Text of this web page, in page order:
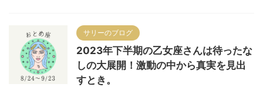
サリーのブログ
2023年下半期の乙女座さんは待ったな
しの大展開！激動の中から真実を見出
すとき。